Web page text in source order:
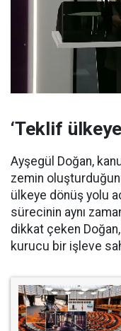
‘Teklif
Ayşegül Doğan,
zemin
ülkeye dönüş yolu
sürecinin aynı
dikkat çeken
kurucu bir işleve